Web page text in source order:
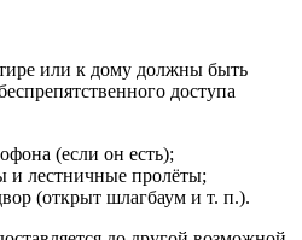
или к дому должны быть
доступа
(если он есть);
и лестничные пролёты;
(открыт шлагбаум и т. п.).